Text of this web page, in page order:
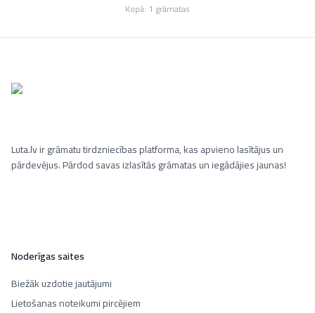
Kopā: 1 grāmatas
Luta.lv ir grāmatu tirdzniecības platforma, kas apvieno lasītājus un
pārdevējus. Pārdod savas izlasītās grāmatas un iegādājies jaunas!
Noderīgas saites
Biežāk uzdotie jautājumi
Lietošanas noteikumi pircējiem